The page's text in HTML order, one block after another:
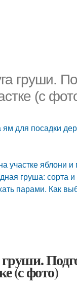
груши.
(с
ям для посадки
участке яблони и
груша: сорта
парами. Как
(с фото)